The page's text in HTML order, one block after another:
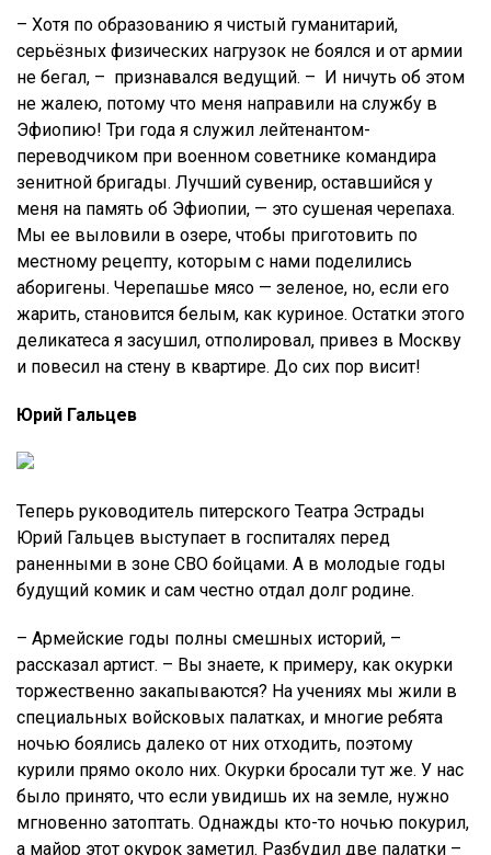
– Хотя по образованию я чистый гуманитарий,
серьёзных физических нагрузок не боялся и от армии
не бегал, – признавался ведущий. – И ничуть об этом
не жалею, потому что меня направили на службу в
Эфиопию! Три года я служил лейтенантом-
переводчиком при военном советнике командира
зенитной бригады. Лучший сувенир, оставшийся у
меня на память об Эфиопии, — это сушеная черепаха.
Мы ее выловили в озере, чтобы приготовить по
местному рецепту, которым с нами поделились
аборигены. Черепашье мясо — зеленое, но, если его
жарить, становится белым, как куриное. Остатки этого
деликатеса я засушил, отполировал, привез в Москву
и повесил на стену в квартире. До сих пор висит!
Юрий Гальцев
Теперь руководитель питерского Театра Эстрады
Юрий Гальцев выступает в госпиталях перед
раненными в зоне СВО бойцами. А в молодые годы
будущий комик и сам честно отдал долг родине.
– Армейские годы полны смешных историй, –
рассказал артист. – Вы знаете, к примеру, как окурки
торжественно закапываются? На учениях мы жили в
специальных войсковых палатках, и многие ребята
ночью боялись далеко от них отходить, поэтому
курили прямо около них. Окурки бросали тут же. У нас
было принято, что если увидишь их на земле, нужно
мгновенно затоптать. Однажды кто-то ночью покурил,
а майор этот окурок заметил. Разбудил две палатки –